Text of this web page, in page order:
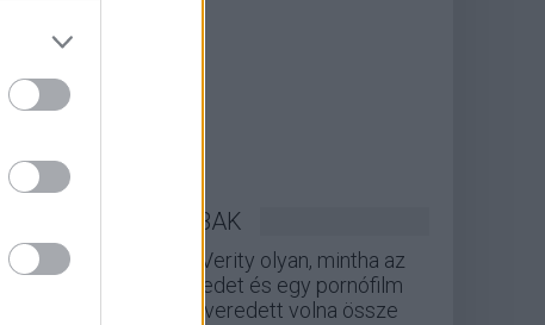
LEGOLVASOTTABBAK
A Verity olyan, mintha az
Eredet és egy pornófilm
keveredett volna össze